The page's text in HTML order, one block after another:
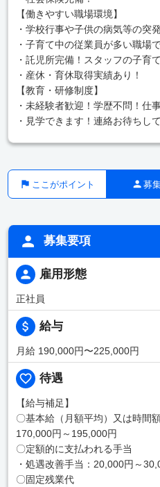
【働きやすい職場環境】
・学校行事や子供の病気等の突
・子育て中の従業員が多い職場
・託児所完備！スタッフの子育
・産休・育休取得実績あり！
【教育・研修制度】
・未経験者歓迎！学歴不問！仕
・見学できます！連絡お待ちし
ここがポイント 募
募集要項
雇用形態
正社員
給与
月給 190,000円〜225,000円
待遇
【給与補足】
〇基本給（月額平均）又は時間
170,000円～195,000円
〇定額的に支払われる手当
・処遇改善手当：20,000円～
〇固定残業代